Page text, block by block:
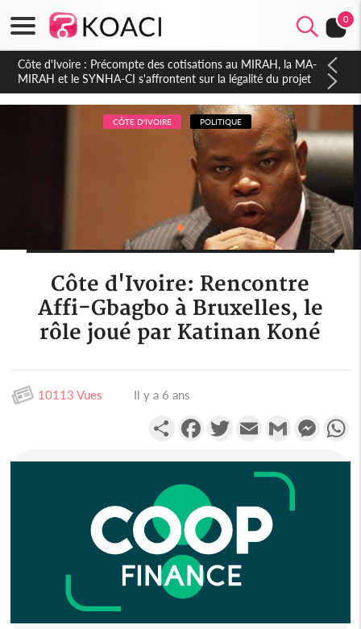
0
Côte d'Ivoire : Indépendance 2026, Thiam plaide pour un
environnement démocratique plus apaisé
CÔTE D'IVOIRE POLITIQUE
Côte d'Ivoire: Rencontre
Affi-Gbagbo à Bruxelles, le
rôle joué par Katinan Koné
10113 Vues Il y a 6 ans
PartagerFacebookTwitterEmail Gmail